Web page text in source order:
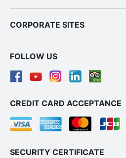
FOLLOW US
CREDIT CARD ACCEPTANCE
SECURITY CERTIFICATE
CORPORATE SITES